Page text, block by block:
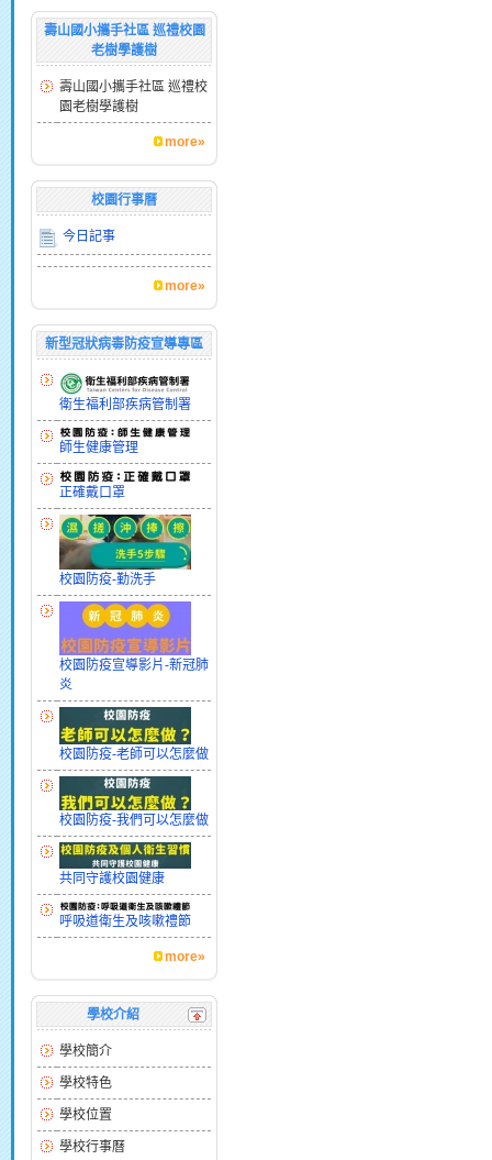
壽山國小攜手社區 巡禮校園
老樹學護樹
壽山國小攜手社區 巡禮校
園老樹學護樹
more»
校園行事曆
今日記事
more»
新型冠狀病毒防疫宣導專區
衛生福利部疾病管制署
師生健康管理
正確戴口罩
校園防疫-勤洗手
校園防疫宣導影片-新冠肺
炎
校園防疫-老師可以怎麼做
校園防疫-我們可以怎麼做
共同守護校園健康
呼吸道衛生及咳嗽禮節
more»
學校介紹
學校簡介
學校特色
學校位置
學校行事曆